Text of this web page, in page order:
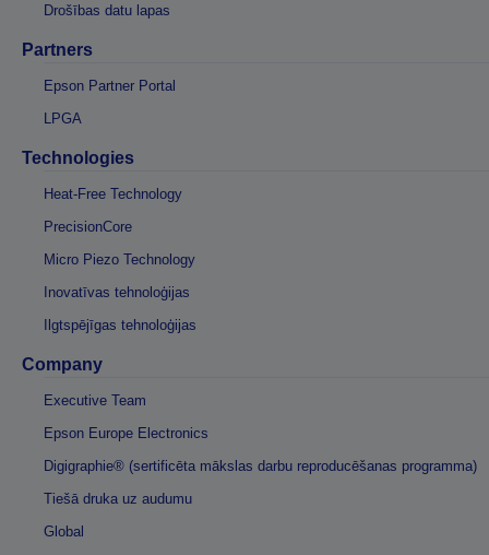
Drošības datu lapas
Partners
Epson Partner Portal
LPGA
Technologies
Heat-Free Technology
PrecisionCore
Micro Piezo Technology
Inovatīvas tehnoloģijas
Ilgtspējīgas tehnoloģijas
Company
Executive Team
Epson Europe Electronics
Digigraphie® (sertificēta mākslas darbu reproducēšanas programma)
Tiešā druka uz audumu
Global